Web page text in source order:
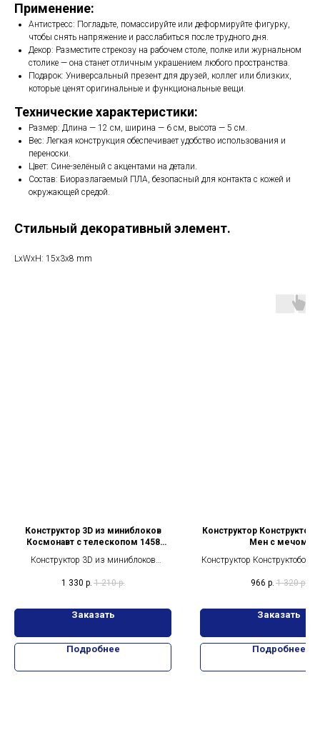
Применение:
Антистресс: Погладьте, помассируйте или деформируйте фигурку,
чтобы снять напряжение и расслабиться после трудного дня.
Декор: Разместите стрекозу на рабочем столе, полке или журнальном
столике — она станет отличным украшением любого пространства.
Подарок: Универсальный презент для друзей, коллег или близких,
которые ценят оригинальные и функциональные вещи.
Технические характеристики:
Размер: Длина — 12 см, ширина — 6 см, высота — 5 см.
Вес: Легкая конструкция обеспечивает удобство использования и
переноски.
Цвет: Сине-зелёный с акцентами на детали.
Состав: Биоразлагаемый ПЛА, безопасный для контакта с кожей и
окружающей средой.
Стильный декоративный элемент.
LxWxH: 15x3x8 mm
Конструктор 3D из миниблоков
Космонавт с телескопом 1458
Конструктор 3D из миниблоков
1 330 р. 1 210 р.
Заказать
Подробнее
Конструктор
Мен с мечом
Конструктор
966 р. 1 320 р.
Заказать
Подробнее